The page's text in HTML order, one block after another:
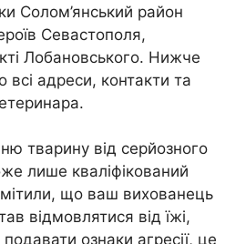
Солом’янський район
Севастополя,
Лобановського. Нижче
всі адреси, контакти та
тварину від серйозного
лише кваліфікований
що ваш вихованець
відмовлятися від їжі,
ознаки агресії, це